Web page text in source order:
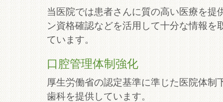
当医院では患者さんに質の高い医療を提
ン資格確認などを活用して十分な情報を
ています。
口腔管理体制強化
厚生労働省の認定基準に準じた医院体制
歯科を提供しています。